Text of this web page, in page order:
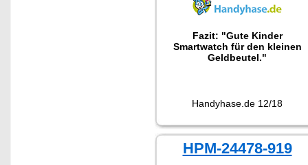
Fazit: "Gute Kinder
Smartwatch für den kleinen
Geldbeutel."
Handyhase.de 12/18
HPM-24478-919